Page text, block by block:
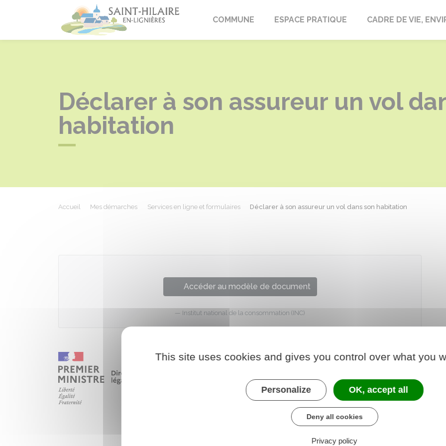
Saint-Hilaire-en-Lignières
COMMUNE ESPACE PRATIQUE CADRE DE VIE,
Déclarer à son assureur un vol
habitation
Accueil Mes démarches Services en ligne et formulaires Déclarer à son assureur un vol dans son habitation
Accéder au modèle de document
Institut national de la consommation (INC)
This site uses cookies and gives you control over what you
Personalize OK, accept all
Deny all cookies
Privacy policy